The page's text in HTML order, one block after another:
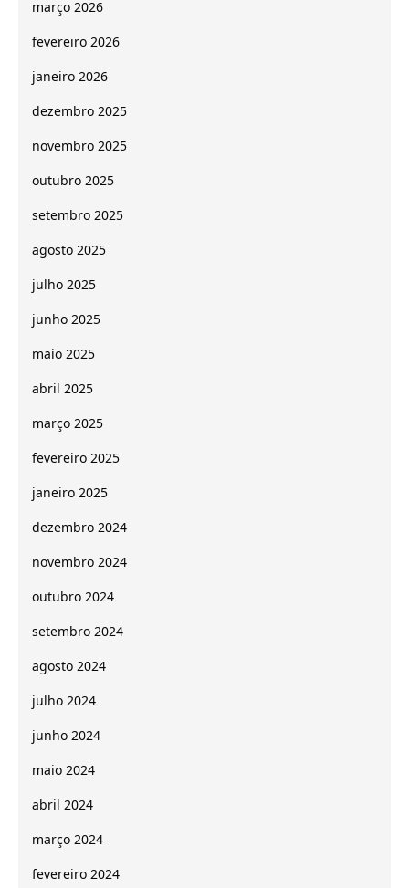
março 2026
fevereiro 2026
janeiro 2026
dezembro 2025
novembro 2025
outubro 2025
setembro 2025
agosto 2025
julho 2025
junho 2025
maio 2025
abril 2025
março 2025
fevereiro 2025
janeiro 2025
dezembro 2024
novembro 2024
outubro 2024
setembro 2024
agosto 2024
julho 2024
junho 2024
maio 2024
abril 2024
março 2024
fevereiro 2024